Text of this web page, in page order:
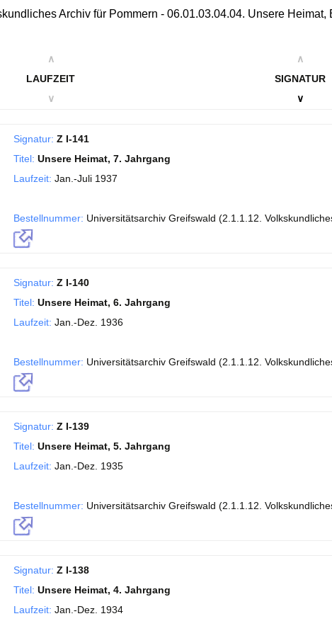
Archiv für Pommern - 06.01.03.04.04. Unsere
∧
LAUFZEIT
∨
∧
SIGNATUR
∨
Signatur: Z I-141
Titel: Unsere Heimat, 7. Jahrgang
Laufzeit: Jan.-Juli 1937
Bestellnummer: Universitätsarchiv Greifswald (2.1.1.12.
Signatur: Z I-140
Titel: Unsere Heimat, 6. Jahrgang
Laufzeit: Jan.-Dez. 1936
Bestellnummer: Universitätsarchiv Greifswald (2.1.1.12.
Signatur: Z I-139
Titel: Unsere Heimat, 5. Jahrgang
Laufzeit: Jan.-Dez. 1935
Bestellnummer: Universitätsarchiv Greifswald (2.1.1.12.
Signatur: Z I-138
Titel: Unsere Heimat, 4. Jahrgang
Laufzeit: Jan.-Dez. 1934